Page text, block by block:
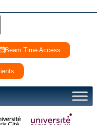
Beam Time Access